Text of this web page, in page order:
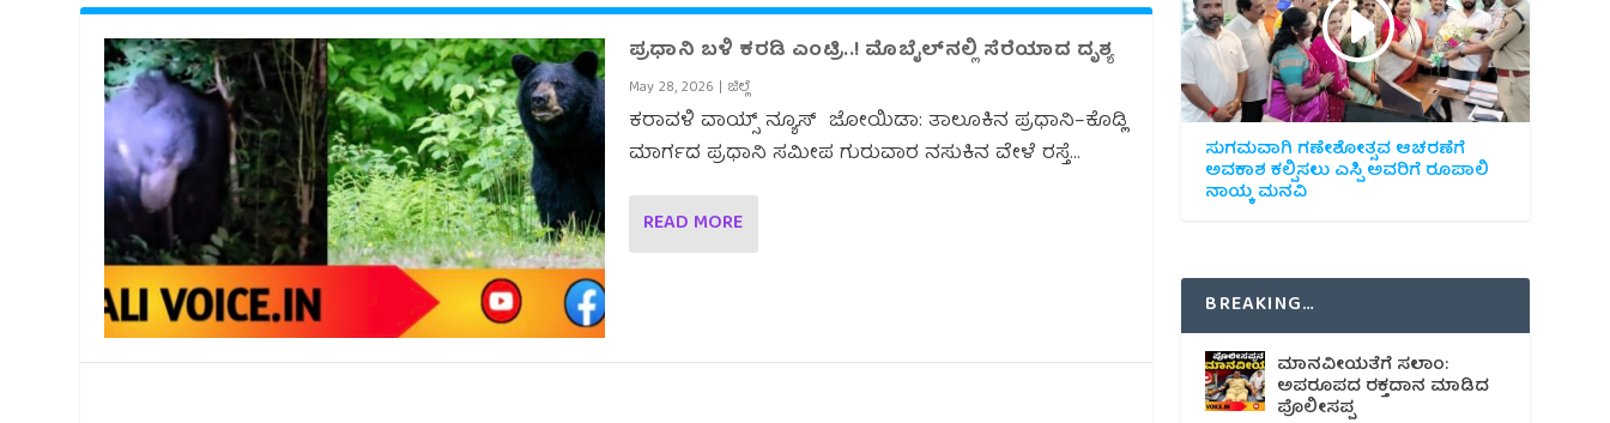
ಪ್ರಧಾನಿ ಬಳಿ ಕರಡಿ ಎಂಟ್ರಿ..! ಮೊಬೈಲ್‌ನಲ್ಲಿ ಸೆರೆಯಾದ ದೃಶ್ಯ
May 28, 2026 | ಜಿಲ್ಲೆ
ಕರಾವಳಿ ವಾಯ್ಸ್ ನ್ಯೂಸ್ ಜೋಯಿಡಾ: ತಾಲೂಕಿನ ಪ್ರಧಾನಿ–ಕೊಡ್ಲಿ
ಮಾರ್ಗದ ಪ್ರಧಾನಿ ಸಮೀಪ ಗುರುವಾರ ನಸುಕಿನ ವೇಳೆ ರಸ್ತೆ...
READ MORE
ಸುಗಮವಾಗಿ ಗಣೇಶೋತ್ಸವ ಆಚರಣೆಗೆ
ಅವಕಾಶ ಕಲ್ಪಿಸಲು ಎಸ್ಪಿ ಅವರಿಗೆ ರೂಪಾಲಿ
ನಾಯ್ಕ ಮನವಿ
BREAKING…
ಮಾನವೀಯತೆಗೆ ಸಲಾಂ:
ಅಪರೂಪದ ರಕ್ತದಾನ ಮಾಡಿದ
ಪೊಲೀಸಪ್ಪ